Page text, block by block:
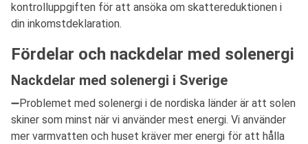
kontrolluppgiften för att ansöka om skattereduktionen i
din inkomstdeklaration.
Fördelar och nackdelar med solenergi
Nackdelar med solenergi i Sverige
➖Problemet med solenergi i de nordiska länder är att solen
skiner som minst när vi använder mest energi. Vi använder
mer varmvatten och huset kräver mer energi för att hålla